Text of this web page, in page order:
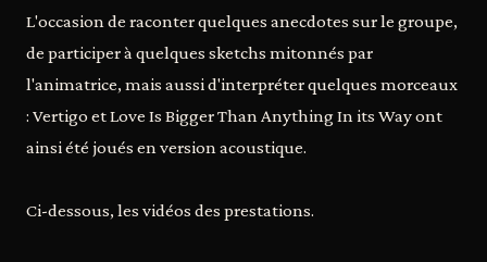
L'occasion de raconter quelques anecdotes sur le groupe,
de participer à quelques sketchs mitonnés par
l'animatrice, mais aussi d'interpréter quelques morceaux
: Vertigo et Love Is Bigger Than Anything In its Way ont
ainsi été joués en version acoustique.
Ci-dessous, les vidéos des prestations.